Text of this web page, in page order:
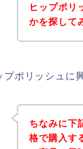
ヒップポリ
かを探して
プポリッシュに
ちなみに下
格で購入す